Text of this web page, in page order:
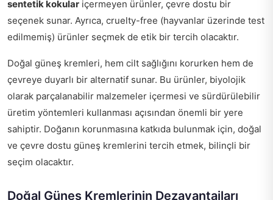
sentetik kokular içermeyen ürünler, çevre dostu bir
seçenek sunar. Ayrıca, cruelty-free (hayvanlar üzerinde test
edilmemiş) ürünler seçmek de etik bir tercih olacaktır.
Doğal güneş kremleri, hem cilt sağlığını korurken hem de
çevreye duyarlı bir alternatif sunar. Bu ürünler, biyolojik
olarak parçalanabilir malzemeler içermesi ve sürdürülebilir
üretim yöntemleri kullanması açısından önemli bir yere
sahiptir. Doğanın korunmasına katkıda bulunmak için, doğal
ve çevre dostu güneş kremlerini tercih etmek, bilinçli bir
seçim olacaktır.
Doğal Güneş Kremlerinin Dezavantajları